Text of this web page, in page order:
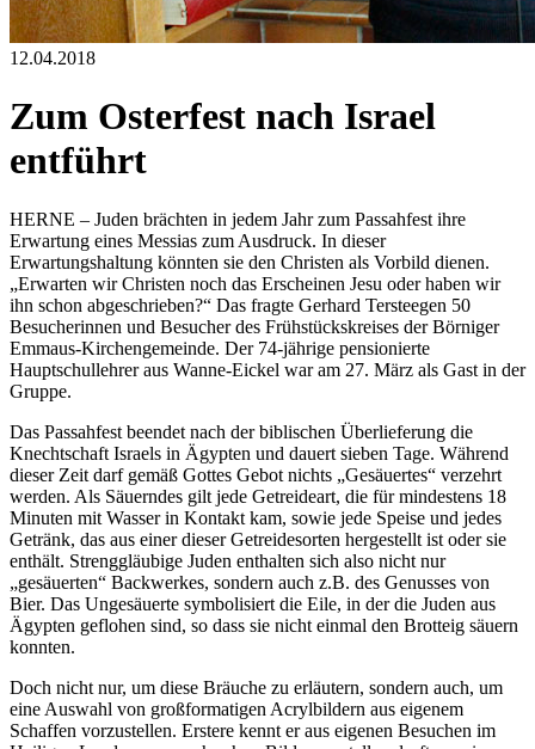
12.04.2018
Zum Osterfest nach Israel
entführt
HERNE – Juden brächten in jedem Jahr zum Passahfest ihre
Erwartung eines Messias zum Ausdruck. In dieser
Erwartungshaltung könnten sie den Christen als Vorbild dienen.
„Erwarten wir Christen noch das Erscheinen Jesu oder haben wir
ihn schon abgeschrieben?“ Das fragte Gerhard Tersteegen 50
Besucherinnen und Besucher des Frühstückskreises der Börniger
Emmaus-Kirchengemeinde. Der 74-jährige pensionierte
Hauptschullehrer aus Wanne-Eickel war am 27. März als Gast in der
Gruppe.
Das Passahfest beendet nach der biblischen Überlieferung die
Knechtschaft Israels in Ägypten und dauert sieben Tage. Während
dieser Zeit darf gemäß Gottes Gebot nichts „Gesäuertes“ verzehrt
werden. Als Säuerndes gilt jede Getreideart, die für mindestens 18
Minuten mit Wasser in Kontakt kam, sowie jede Speise und jedes
Getränk, das aus einer dieser Getreidesorten hergestellt ist oder sie
enthält. Strenggläubige Juden enthalten sich also nicht nur
„gesäuerten“ Backwerkes, sondern auch z.B. des Genusses von
Bier. Das Ungesäuerte symbolisiert die Eile, in der die Juden aus
Ägypten geflohen sind, so dass sie nicht einmal den Brotteig säuern
konnten.
Doch nicht nur, um diese Bräuche zu erläutern, sondern auch, um
eine Auswahl von großformatigen Acrylbildern aus eigenem
Schaffen vorzustellen. Erstere kennt er aus eigenen Besuchen im